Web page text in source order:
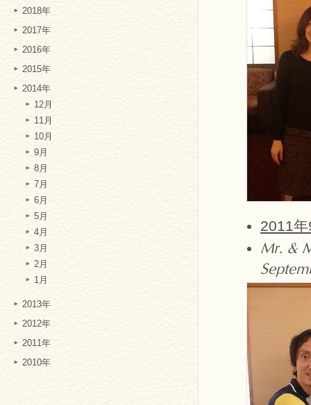
2018年
2017年
2016年
2015年
2014年
12月
11月
10月
9月
8月
7月
6月
5月
4月
3月
2月
1月
2013年
2012年
2011年
2010年
2011
Mr. &